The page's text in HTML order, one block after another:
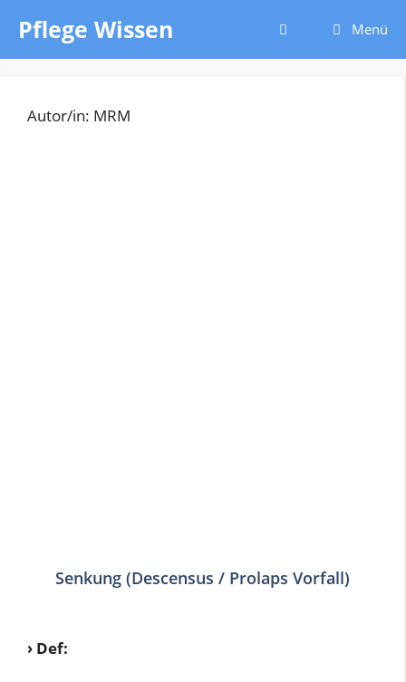
Inhalt
springen
Pflege Wissen Menü
Autor/in: MRM
Senkung (Descensus / Prolaps Vorfall)
› Def: